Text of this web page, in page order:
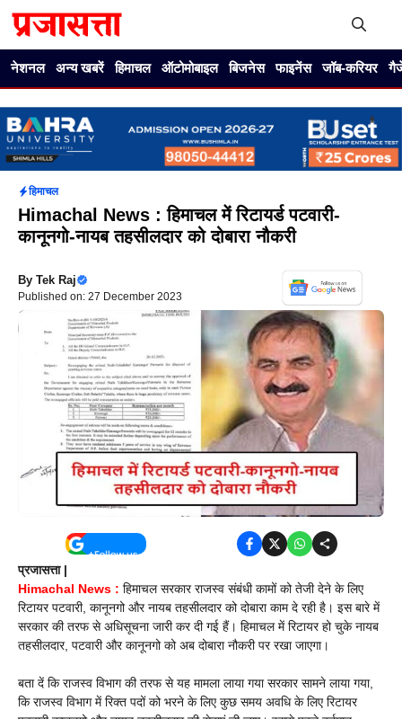
नेशनल अन्य खबरें हिमाचल ऑटोमोबाइल बिजनेस फाइनेंस जॉब-करियर
हिमाचल
Himachal News : हिमाचल में रिटायर्ड पटवारी-
कानूनगो-नायब तहसीलदार को दोबारा नौकरी
By Tek Raj
Published on: 27 December 2023
प्रजासत्ता |
Himachal News : हिमाचल सरकार राजस्व संबंधी कामों को तेजी देने के लिए
रिटायर पटवारी, कानूनगो और नायब तहसीलदार को दोबारा काम दे रही है। इस बारे में
सरकार की तरफ से अधिसूचना जारी कर दी गई हैं। हिमाचल में रिटायर हो चुके नायब
तहसीलदार, पटवारी और कानूनगो को अब दोबारा नौकरी पर रखा जाएगा।
बता दें कि राजस्व विभाग की तरफ से यह मामला लाया गया सरकार सामने लाया गया,
कि राजस्व विभाग में रिक्त पदों को भरने के लिए कुछ समय अवधि के लिए रिटायर